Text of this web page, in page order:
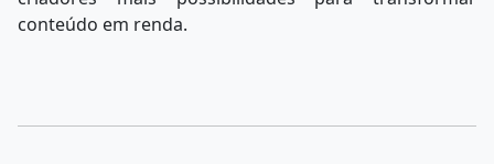
conteúdo em renda.